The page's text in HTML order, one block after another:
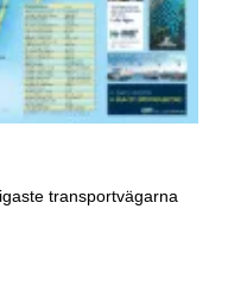
transportvägarna